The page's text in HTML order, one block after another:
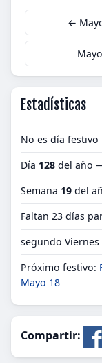
←
Mayo
Estadísticas
No es día festivo
Día 128 del año
Semana 19 del
Faltan 23 días
segundo Viernes
Próximo festivo:
Mayo 18
Compartir: